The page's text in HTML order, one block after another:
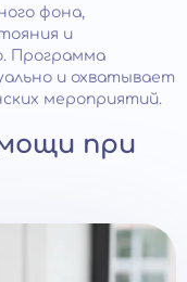
фона,
и
Программа
и охватывает
мероприятий.
при